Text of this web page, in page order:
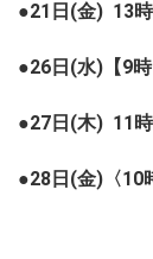
●21日(金) 13
●26日(水)【9
●27日(木) 11時
●28日(金)〈10